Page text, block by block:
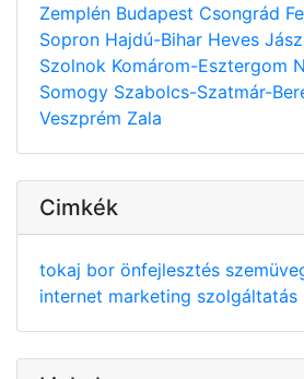
Zemplén Budapest Csongrád
Sopron Hajdú-Bihar Heves
Szolnok Komárom-Esztergom
Somogy Szabolcs-Szatmár-
Veszprém Zala
Cimkék
tokaj bor önfejlesztés
internet marketing szolgáltatás